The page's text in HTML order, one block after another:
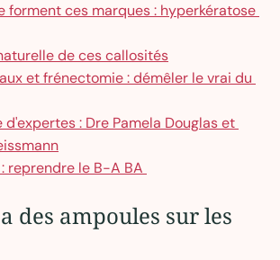
forment ces marques : hyperkératose
de ces callosités
et frénectomie : démêler le vrai du
d'expertes : Dre Pamela Douglas et
reprendre le B-A BA
des ampoules sur les